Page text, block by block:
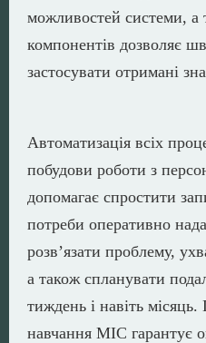
можливостей системи, а
компонентів дозволяє
застосувати отримані
Автоматизація всіх
побудови роботи з
допомагає спростити
потреби оперативно
розв’язати проблему,
а також спланувати
тиждень і навіть
навчання МІС гарантує